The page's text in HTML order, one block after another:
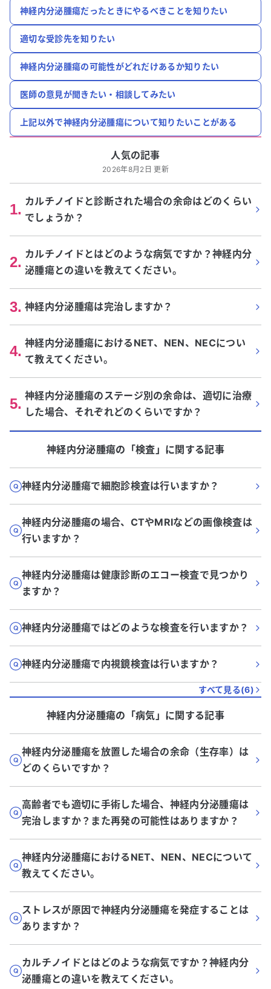
神経内分泌腫瘍だったときにやるべきことを知りたい
適切な受診先を知りたい
神経内分泌腫瘍の可能性がどれだけあるか知りたい
医師の意見が聞きたい・相談してみたい
上記以外で神経内分泌腫瘍について知りたいことがある
人気の記事
2026年8月2日 更新
1. カルチノイドと診断された場合の余命はどのくらい
でしょうか？
2. カルチノイドとはどのような病気ですか？神経内分
泌腫瘍との違いを教えてください。
3. 神経内分泌腫瘍は完治しますか？
4. 神経内分泌腫瘍におけるNET、NEN、NECについ
て教えてください。
5. 神経内分泌腫瘍のステージ別の余命は、適切に治療
した場合、それぞれどのくらいですか？
神経内分泌腫瘍の「検査 」に関する記事
神経内分泌腫瘍で細胞診検査は行いますか？
神経内分泌腫瘍の場合、CTやMRIなどの画像検査は
行いますか？
神経内分泌腫瘍は健康診断のエコー検査で見つかり
ますか？
神経内分泌腫瘍ではどのような検査を行いますか？
神経内分泌腫瘍で内視鏡検査は行いますか？
すべて見る(6)
神経内分泌腫瘍の「病気 」に関する記事
神経内分泌腫瘍を放置した場合の余命（生存率）は
どのくらいですか？
高齢者でも適切に手術した場合、神経内分泌腫瘍は
完治しますか？また再発の可能性はありますか？
神経内分泌腫瘍におけるNET、NEN、NECについて
教えてください。
ストレスが原因で神経内分泌腫瘍を発症することは
ありますか？
カルチノイドとはどのような病気ですか？神経内分
泌腫瘍との違いを教えてください。